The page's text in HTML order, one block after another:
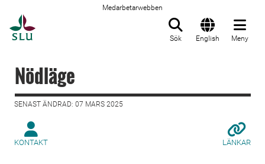
Medarbetarwebben
Sök English Meny
Nödläge
SENAST ÄNDRAD: 07 MARS 2025
KONTAKT LÄNKAR